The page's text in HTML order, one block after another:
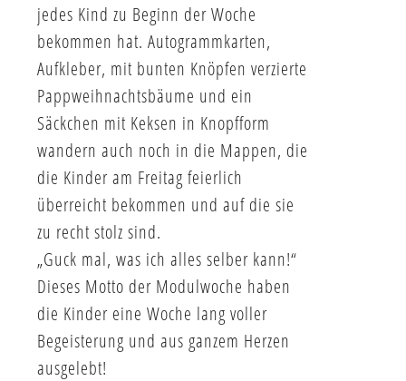
jedes Kind zu Beginn der Woche
bekommen hat. Autogrammkarten,
Aufkleber, mit bunten Knöpfen verzierte
Pappweihnachtsbäume und ein
Säckchen mit Keksen in Knopfform
wandern auch noch in die Mappen, die
die Kinder am Freitag feierlich
überreicht bekommen und auf die sie
zu recht stolz sind.
„Guck mal, was ich alles selber kann!“
Dieses Motto der Modulwoche haben
die Kinder eine Woche lang voller
Begeisterung und aus ganzem Herzen
ausgelebt!